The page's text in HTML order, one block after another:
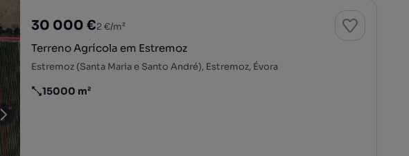
30 000 €2 €/m²
Terreno Agrícola em Estremoz
Estremoz (Santa Maria e Santo André), Estremoz, Évora
Preço por metro quadrado
15000 m²